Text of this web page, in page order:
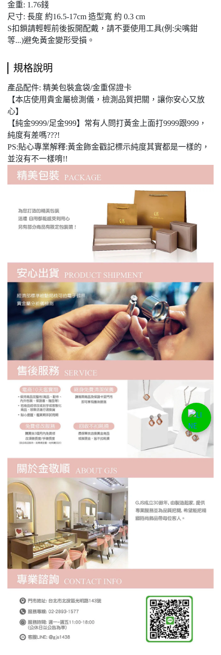
金重: 1.76錢
尺寸: 長度 約16.5-17cm 造型寬 約 0.3 cm
S扣鎖請輕輕前後扳開配戴，請不要使用工具(例:尖嘴鉗
等...)避免黃金變形受損。
規格說明
產品配件: 精美包裝盒袋/金重保證卡
【本店使用貴金屬檢測儀，檢測品質把關，讓你安心又放
心】
【純金9999/足金999】常有人問打黃金上面打9999跟999，
純度有差嗎???!
PS:貼心專業解釋:黃金飾金戳記標示純度其實都是一樣的，
並沒有不一樣唷!!